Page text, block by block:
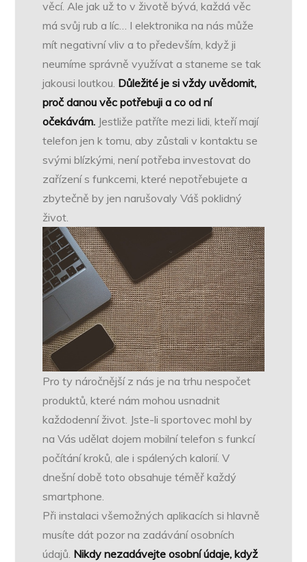
věcí. Ale jak už to v životě bývá, každá věc
má svůj rub a líc… I elektronika na nás může
mít negativní vliv a to především, když ji
neumíme správně využívat a staneme se tak
jakousi loutkou. Důležité je si vždy uvědomit,
proč danou věc potřebuji a co od ní
očekávám. Jestliže patříte mezi lidi, kteří mají
telefon jen k tomu, aby zůstali v kontaktu se
svými blízkými, není potřeba investovat do
zařízení s funkcemi, které nepotřebujete a
zbytečně by jen narušovaly Váš poklidný
život.
Pro ty náročnější z nás je na trhu nespočet
produktů, které nám mohou usnadnit
každodenní život. Jste-li sportovec mohl by
na Vás udělat dojem mobilní telefon s funkcí
počítání kroků, ale i spálených kalorií. V
dnešní době toto obsahuje téměř každý
smartphone.
Při instalaci všemožných aplikacích si hlavně
musíte dát pozor na zadávání osobních
údajů. Nikdy nezadávejte osobní údaje, když